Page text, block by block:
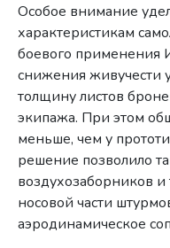
Особое внимание
характеристикам
боевого применения
снижения живучести
толщину листов
экипажа. При этом
меньше, чем у
решение позволило
воздухозаборников
носовой части
аэродинамическое